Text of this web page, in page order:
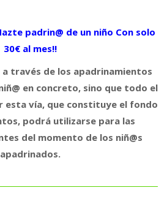
de un niño Con solo
30€ al mes!!
a través de los apadrinamientos
en concreto, sino que todo el
esta vía, que constituye el fondo
podrá utilizarse para las
del momento de los niñ@s
apadrinados.